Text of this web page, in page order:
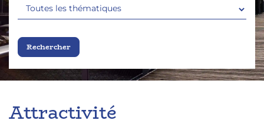
Attractivité